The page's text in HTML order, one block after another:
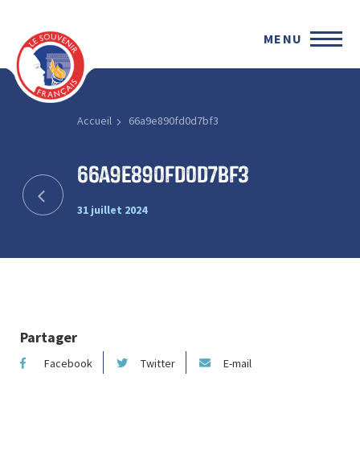
MENU
Accueil 66a9e890fd0d7bf3
66a9e890fd0d7bf3
31 juillet 2024
Partager
Facebook Twitter E-mail